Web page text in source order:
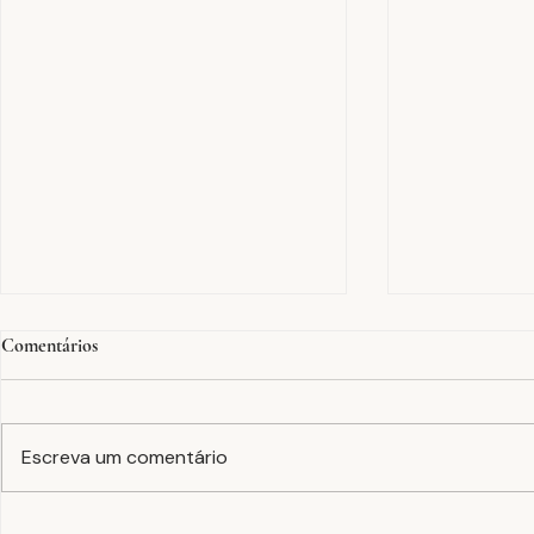
Comentários
Escreva um comentário